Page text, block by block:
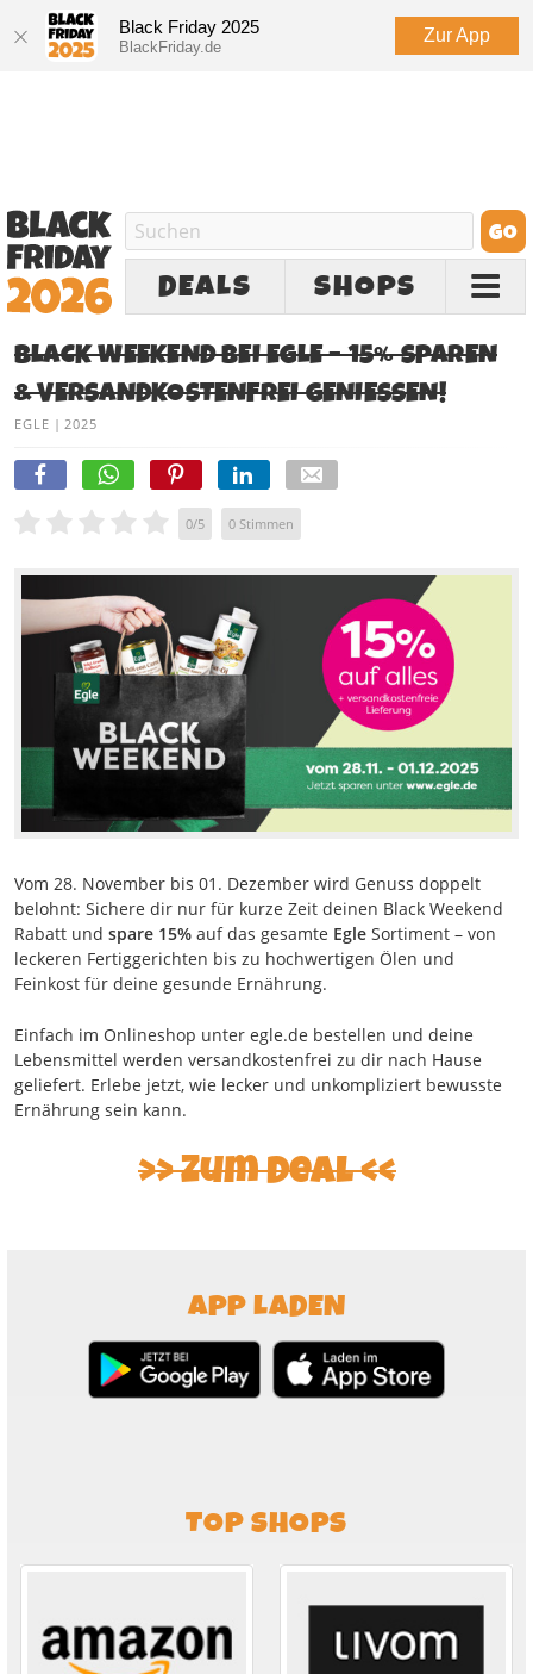
Black Friday 2025
BlackFriday.de
Zur App
DEALS SHOPS
BLACK WEEKEND BEI EGLE – 15% SPAREN
& VERSANDKOSTENFREI GENIESSEN!
EGLE | 2025
0/5 0 Stimmen
Vom 28. November bis 01. Dezember wird Genuss doppelt
belohnt: Sichere dir nur für kurze Zeit deinen Black Weekend
Rabatt und spare 15% auf das gesamte Egle Sortiment – von
leckeren Fertiggerichten bis zu hochwertigen Ölen und
Feinkost für deine gesunde Ernährung.
Einfach im Onlineshop unter egle.de bestellen und deine
Lebensmittel werden versandkostenfrei zu dir nach Hause
geliefert. Erlebe jetzt, wie lecker und unkompliziert bewusste
Ernährung sein kann.
Zum Deal
APP LADEN
TOP SHOPS